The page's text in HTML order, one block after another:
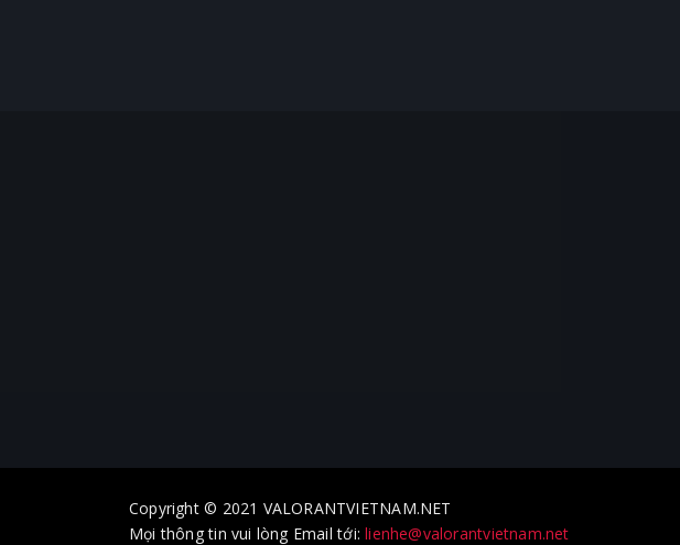
Copyright © 2021 VALORANTVIETNAM.NET
Mọi thông tin vui lòng Email tới:lienhe@valorantvietnam.net